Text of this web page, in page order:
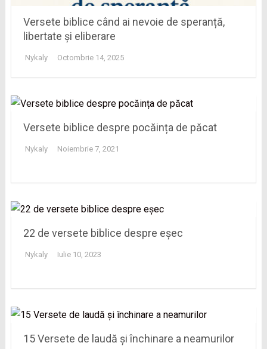
Versete biblice când ai nevoie de speranță,
libertate și eliberare
Nykaly Octombrie 14, 2025
Versete biblice despre pocăința de păcat
Nykaly Noiembrie 7, 2021
22 de versete biblice despre eșec
Nykaly Iulie 10, 2023
15 Versete de laudă și închinare a neamurilor